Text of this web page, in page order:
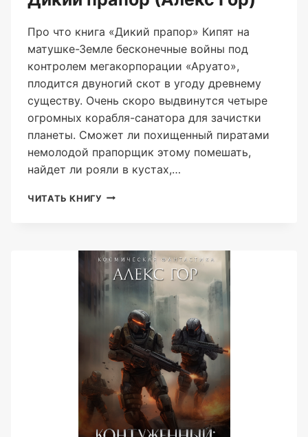
Про что книга «Дикий прапор» Кипят на
матушке-Земле бесконечные войны под
контролем мегакорпорации «Аруато»,
плодится двуногий скот в угоду древнему
существу. Очень скоро выдвинутся четыре
огромных корабля-санатора для зачистки
планеты. Сможет ли похищенный пиратами
немолодой прапорщик этому помешать,
найдет ли рояли в кустах,…
ЧИТАТЬ КНИГУ ДИКИЙ